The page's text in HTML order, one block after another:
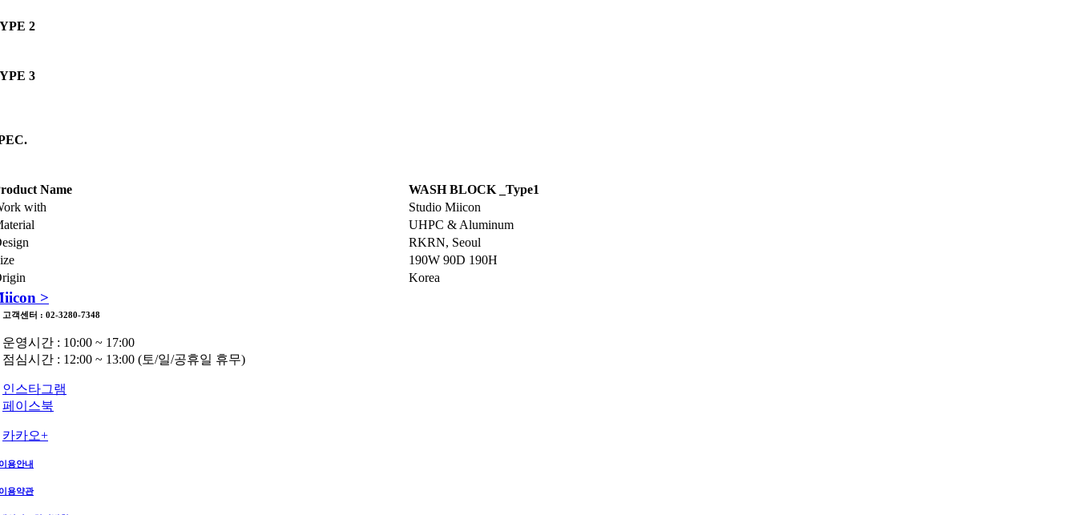
2
3
Name
WASH BLOCK _Type1
with
Studio Miicon
UHPC & Aluminum
RKRN, Seoul
190W 90D 190H
Korea
>
고객센터 : 02-3280-7348
운영시간 : 10:00 ~ 17:00
점심시간 : 12:00 ~ 13:00 (토/일/공휴일 휴무)
인스타그램
페이스북
카카오+
용안내
용약관